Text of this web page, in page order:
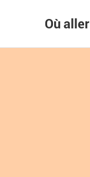
Où aller